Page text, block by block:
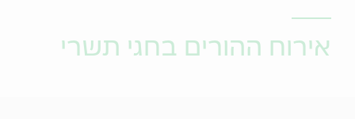
אירוח ההורים בחגי תשרי